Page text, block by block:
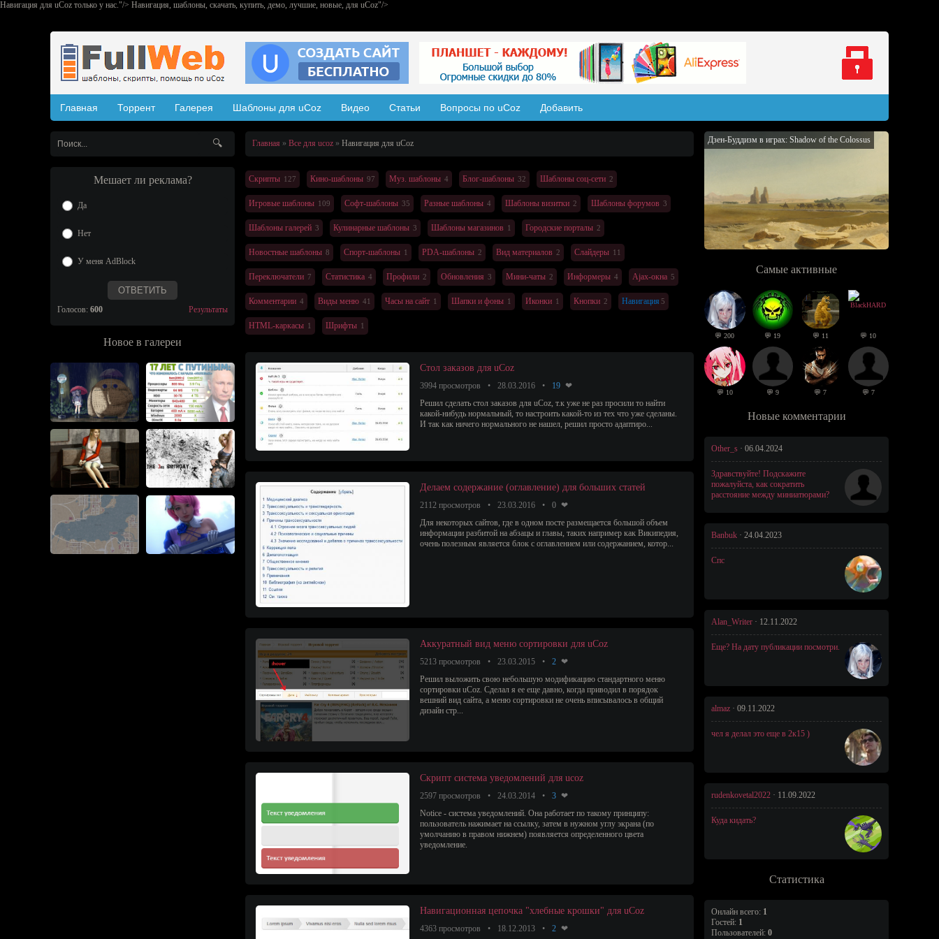
Навигация для uCoz только у нас."/> Навигация, шаблоны, скачать, купить, демо, лучшие, новые, для uCoz"/>
Главная Торрент Галерея Шаблоны для uCoz Видео Статьи Вопросы по uCoz Добавить
Мешает ли реклама?
Да
Нет
У меня AdBlock
Голосов: 600 Результаты
Новое в галереи
Главная Все для ucoz Навигация для uCoz
Скрипты 127 Кино-шаблоны 97 Муз. шаблоны 4 Блог-шаблоны 32 Шаблоны соц-сети 2
Игровые шаблоны 109 Софт-шаблоны 35 Разные шаблоны 4 Шаблоны визитки 2 Шаблоны форумов 3
Шаблоны галерей 3 Кулинарные шаблоны 3 Шаблоны магазинов 1 Городские порталы 2
Новостные шаблоны 8 Спорт-шаблоны 1 PDA-шаблоны 2 Вид материалов 2 Слайдеры 11
Переключатели 7 Статистика 4 Профили 2 Обновления 3 Мини-чаты 2 Информеры 4 Ajax-окна 5
Комментарии 4 Виды меню 41 Часы на сайт 1 Шапки и фоны 1 Иконки 1 Кнопки 2 Навигация 5
HTML-каркасы 1 Шрифты 1
Стол заказов для uCoz
3994 просмотров 28.03.2016
19
Решил сделать стол заказов для uCoz, т.к уже не раз просили то найти
какой-нибудь нормальный, то настроить какой-то из тех что уже сделаны.
И так как ничего нормального не нашел, решил просто адаптиро...
Делаем содержание (оглавление) для больших статей
2112 просмотров 23.03.2016
0
Для некоторых сайтов, где в одном посте размещается большой объем
информации разбитой на абзацы и главы, таких например как Википедия,
очень полезным является блок с оглавлением или содержанием, котор...
Аккуратный вид меню сортировки для uCoz
5213 просмотров 23.03.2015
2
Решил выложить свою небольшую модификацию стандартного меню
сортировки uCoz. Сделал я ее еще давно, когда приводил в порядок
вешний вид сайта, а меню сортировки не очень вписывалось в общий
дизайн стр...
Скрипт система уведомлений для ucoz
2597 просмотров 24.03.2014
3
Notice - система уведомлений. Она работает по такому принципу:
пользователь нажимает на ссылку, затем в нужном углу экрана (по
умолчанию в правом нижнем) появляется определенного цвета
уведомление.
Навигационная цепочка "хлебные крошки" для uCoz
4363 просмотров 18.12.2013 2
Дзен-Буддизм в играх: Shadow of the Colossus
Самые активные
💬 200 💬 19 💬 11 💬 10
💬 10 💬 9 💬 7 💬 7
Новые комментарии
Other_s · 06.04.2024
Здравствуйте! Подскажите
пожалуйста, как сократить
расстояние между миниатюрами?
Banbuk · 24.04.2023
Спс
Alan_Writer · 12.11.2022
Еще? На дату публикации посмотри.
almaz · 09.11.2022
чел я делал это еще в 2к15 )
rudenkovetal2022 · 11.09.2022
Куда кидать?
Статистика
Онлайн всего: 1
Гостей: 1
Пользователей: 0